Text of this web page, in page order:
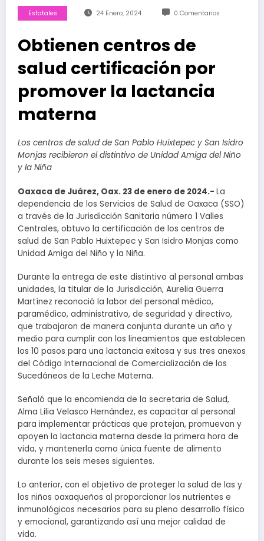
Estatales 24 Enero, 2024 0 Comentarios
Obtienen centros de
salud certificación por
promover la lactancia
materna
Los centros de salud de San Pablo Huixtepec y San Isidro
Monjas recibieron el distintivo de Unidad Amiga del Niño
y la Niña
Oaxaca de Juárez, Oax. 23 de enero de 2024.- La
dependencia de los Servicios de Salud de Oaxaca (SSO)
a través de la Jurisdicción Sanitaria número 1 Valles
Centrales, obtuvo la certificación de los centros de
salud de San Pablo Huixtepec y San Isidro Monjas como
Unidad Amiga del Niño y la Niña.
Durante la entrega de este distintivo al personal ambas
unidades, la titular de la Jurisdicción, Aurelia Guerra
Martínez reconoció la labor del personal médico,
paramédico, administrativo, de seguridad y directivo,
que trabajaron de manera conjunta durante un año y
medio para cumplir con los lineamientos que establecen
los 10 pasos para una lactancia exitosa y sus tres anexos
del Código Internacional de Comercialización de los
Sucedáneos de la Leche Materna.
Señaló que la encomienda de la secretaria de Salud,
Alma Lilia Velasco Hernández, es capacitar al personal
para implementar prácticas que protejan, promuevan y
apoyen la lactancia materna desde la primera hora de
vida, y mantenerla como única fuente de alimento
durante los seis meses siguientes.
Lo anterior, con el objetivo de proteger la salud de las y
los niños oaxaqueños al proporcionar los nutrientes e
inmunológicos necesarios para su pleno desarrollo físico
y emocional, garantizando así una mejor calidad de
vida.